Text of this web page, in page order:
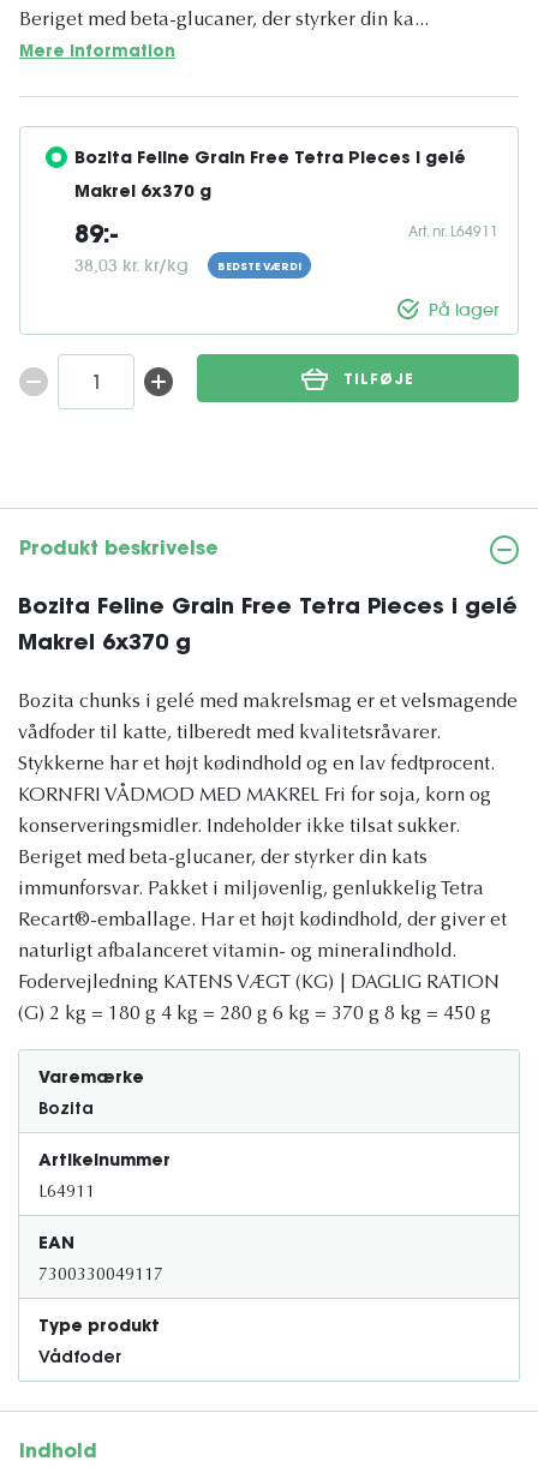
Beriget med beta-glucaner, der styrker din ka...
Mere information
Bozita Feline Grain Free Tetra Pieces i gelé
Makrel 6x370 g
89:-
38,03 kr. kr/kg BEDSTE VÆRDI
Art. nr. L64911
På lager
TILFØJE
Produkt beskrivelse
Bozita Feline Grain Free Tetra Pieces i gelé
Makrel 6x370 g
Bozita chunks i gelé med makrelsmag er et velsmagende
vådfoder til katte, tilberedt med kvalitetsråvarer.
Stykkerne har et højt kødindhold og en lav fedtprocent.
KORNFRI VÅDMOD MED MAKREL Fri for soja, korn og
konserveringsmidler. Indeholder ikke tilsat sukker.
Beriget med beta-glucaner, der styrker din kats
immunforsvar. Pakket i miljøvenlig, genlukkelig Tetra
Recart®-emballage. Har et højt kødindhold, der giver et
naturligt afbalanceret vitamin- og mineralindhold.
Fodervejledning KATENS VÆGT (KG) | DAGLIG RATION
(G) 2 kg = 180 g 4 kg = 280 g 6 kg = 370 g 8 kg = 450 g
Varemærke
Bozita
Artikelnummer
L64911
EAN
7300330049117
Type produkt
Vådfoder
Indhold